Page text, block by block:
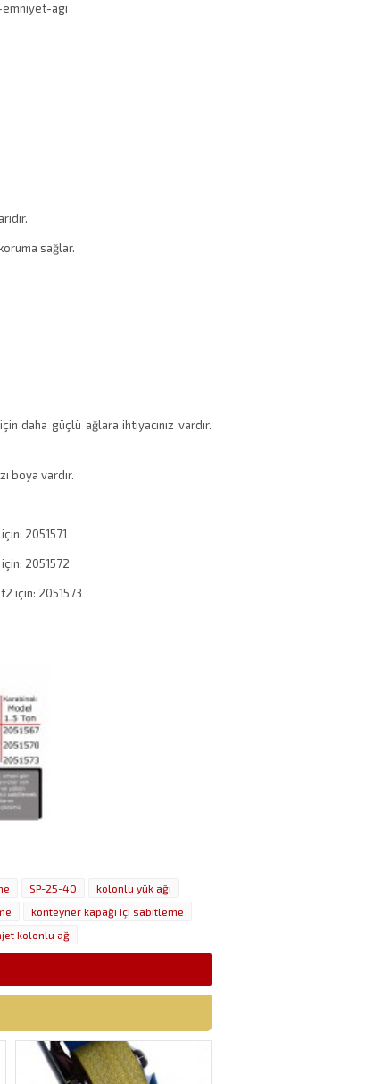
agi
sağlar.
daha güçlü ağlara ihtiyacınız vardır.
boya vardır.
2051571
2051572
için: 2051573
SP-25-40
kolonlu yük ağı
konteyner kapağı içi sabitleme
kolonlu ağ